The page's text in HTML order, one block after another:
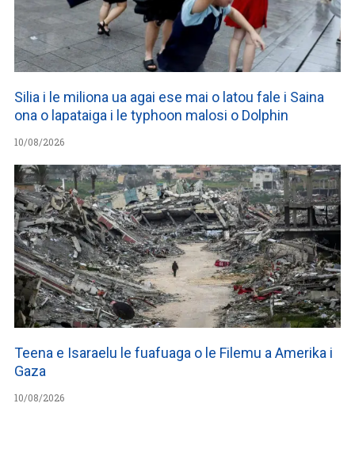
Silia i le miliona ua agai ese mai o latou fale i Saina
ona o lapataiga i le typhoon malosi o Dolphin
10/08/2026
Teena e Isaraelu le fuafuaga o le Filemu a Amerika i
Gaza
10/08/2026